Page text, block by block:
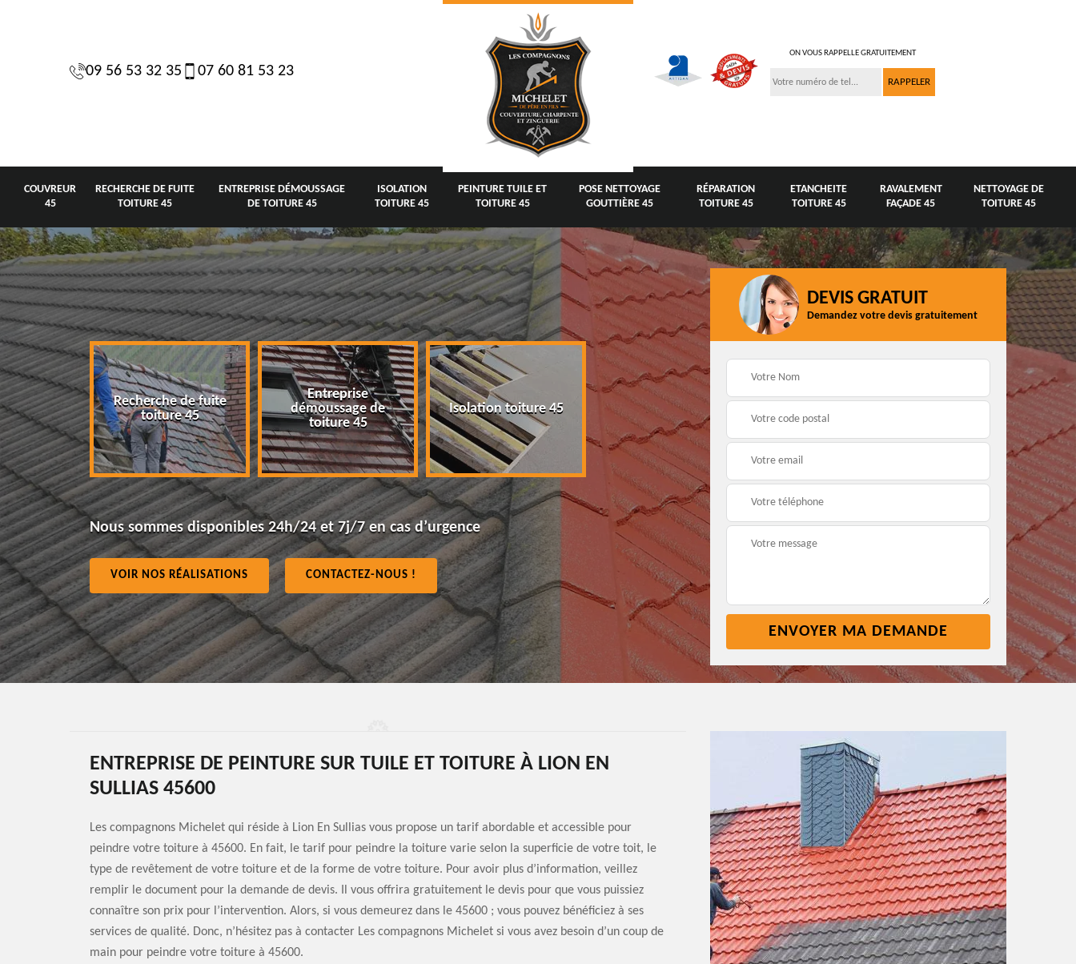
09 56 53 32 35 07 60 81 53 23
ON VOUS RAPPELLE GRATUITEMENT
COUVREUR
45
RECHERCHE DE FUITE
TOITURE 45
ENTREPRISE DÉMOUSSAGE
DE TOITURE 45
ISOLATION
TOITURE 45
PEINTURE TUILE ET
TOITURE 45
POSE NETTOYAGE
GOUTTIÈRE 45
RÉPARATION
TOITURE 45
ETANCHEITE
TOITURE 45
RAVALEMENT
FAÇADE 45
NETTOYAGE DE
TOITURE 45
45
Recherche de fuite
toiture 45
Entreprise
démoussage de
toiture 45
Isolation toiture 45
Peinture tuile et
toiture 45
Pose nettoyage
gouttière 45
Réparation toiture 45
Nous sommes disponibles 24h/24 et 7j/7 en cas d’urgence
VOIR NOS RÉALISATIONS CONTACTEZ-NOUS !
DEVIS GRATUIT
Demandez votre devis gratuitement
ENTREPRISE DE PEINTURE SUR TUILE ET TOITURE À LION EN
SULLIAS 45600
Les compagnons Michelet qui réside à Lion En Sullias vous propose un tarif abordable et accessible pour
peindre votre toiture à 45600. En fait, le tarif pour peindre la toiture varie selon la superficie de votre toit, le
type de revêtement de votre toiture et de la forme de votre toiture. Pour avoir plus d’information, veillez
remplir le document pour la demande de devis. Il vous offrira gratuitement le devis pour que vous puissiez
connaître son prix pour l’intervention. Alors, si vous demeurez dans le 45600 ; vous pouvez bénéficiez à ses
services de qualité. Donc, n’hésitez pas à contacter Les compagnons Michelet si vous avez besoin d’un coup de
main pour peindre votre toiture à 45600.